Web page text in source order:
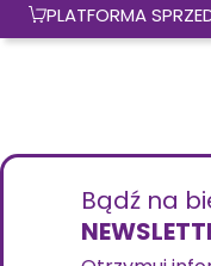
PLATFORMA
Bądź na